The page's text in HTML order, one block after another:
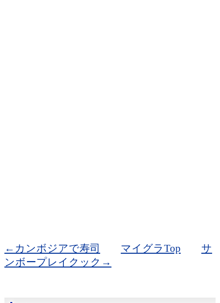
←カンボジアで寿司 マイグラTop
サ
ンボープレイクック→